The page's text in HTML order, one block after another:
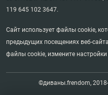
119 645 102 3647.
Сайт использует файлы cookie,
предыдущих посещениях веб-
файлы cookie, измените настройки
©диваны.frendom,